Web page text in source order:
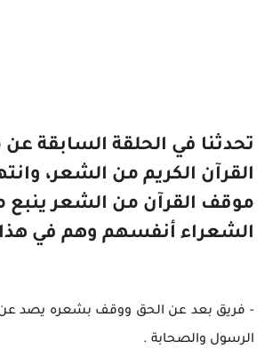
تحدثنا في الحلقة السابقة
القرآن الكريم من الشعر،
موقف القرآن من الشعر
الشعراء أنفسهم وهم في هذا
- فريق بعد عن الحق ووقف بشعره يصد عن
الرسول والصحابة .